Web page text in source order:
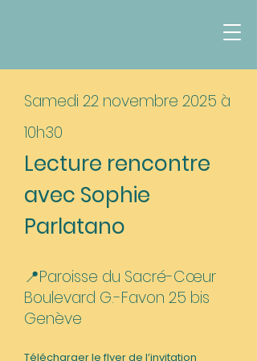
Samedi 22 novembre 2025 à
10h30
Lecture rencontre
avec Sophie
Parlatano
📍Paroisse du Sacré-Cœur
Boulevard G.-Favon 25 bis
Genève​​​​​
Télécharger le flyer de l’invitation